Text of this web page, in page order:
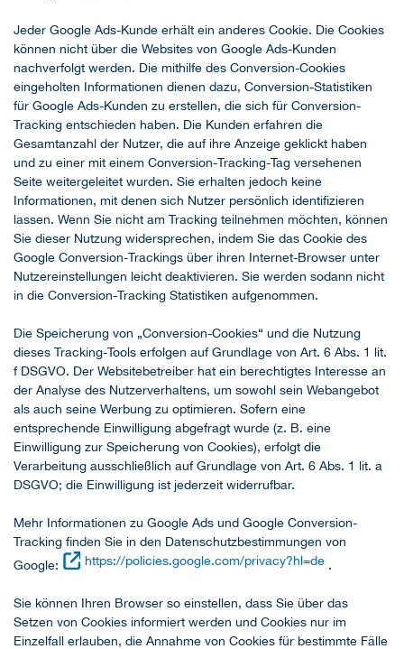
Jeder Google Ads-Kunde erhält ein anderes Cookie. Die Cookies
können nicht über die Websites von Google Ads-Kunden
nachverfolgt werden. Die mithilfe des Conversion-Cookies
eingeholten Informationen dienen dazu, Conversion-Statistiken
für Google Ads-Kunden zu erstellen, die sich für Conversion-
Tracking entschieden haben. Die Kunden erfahren die
Gesamtanzahl der Nutzer, die auf ihre Anzeige geklickt haben
und zu einer mit einem Conversion-Tracking-Tag versehenen
Seite weitergeleitet wurden. Sie erhalten jedoch keine
Informationen, mit denen sich Nutzer persönlich identifizieren
lassen. Wenn Sie nicht am Tracking teilnehmen möchten, können
Sie dieser Nutzung widersprechen, indem Sie das Cookie des
Google Conversion-Trackings über ihren Internet-Browser unter
Nutzereinstellungen leicht deaktivieren. Sie werden sodann nicht
in die Conversion-Tracking Statistiken aufgenommen.
Die Speicherung von „Conversion-Cookies“ und die Nutzung
dieses Tracking-Tools erfolgen auf Grundlage von Art. 6 Abs. 1 lit.
f DSGVO. Der Websitebetreiber hat ein berechtigtes Interesse an
der Analyse des Nutzerverhaltens, um sowohl sein Webangebot
als auch seine Werbung zu optimieren. Sofern eine
entsprechende Einwilligung abgefragt wurde (z. B. eine
Einwilligung zur Speicherung von Cookies), erfolgt die
Verarbeitung ausschließlich auf Grundlage von Art. 6 Abs. 1 lit. a
DSGVO; die Einwilligung ist jederzeit widerrufbar.
Mehr Informationen zu Google Ads und Google Conversion-
Tracking finden Sie in den Datenschutzbestimmungen von
Google:
https://policies.google.com/privacy?hl=de .
Sie können Ihren Browser so einstellen, dass Sie über das
Setzen von Cookies informiert werden und Cookies nur im
Einzelfall erlauben, die Annahme von Cookies für bestimmte Fälle